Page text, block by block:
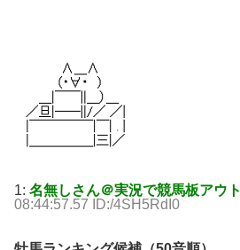
1: 名無しさん＠実況で競馬板アウト
08:44:57.57 ID:/4SH5RdI0